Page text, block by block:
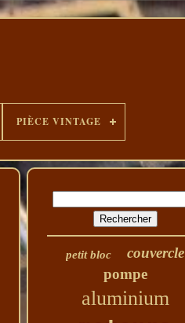
PIÈCE VINTAGE
petit bloc
couvercle
pompe
aluminium